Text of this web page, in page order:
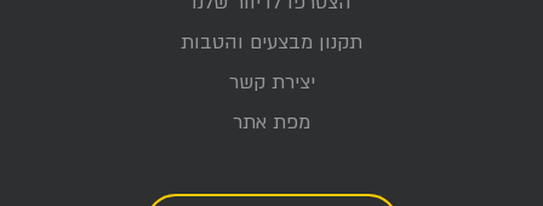
תקנון מבצעים והטבות
יצירת קשר
מפת אתר